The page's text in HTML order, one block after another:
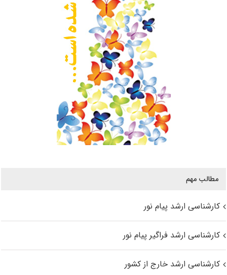
مطالب مهم
کارشناسی ارشد پیام نور
کارشناسی ارشد فراگیر پیام نور
کارشناسی ارشد خارج از کشور